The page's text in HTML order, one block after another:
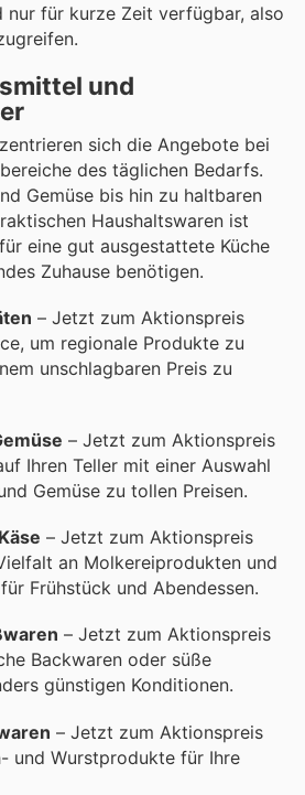
nur für kurze Zeit verfügbar, also
und
sich die Angebote bei
des täglichen Bedarfs.
Gemüse bis hin zu haltbaren
Haushaltswaren ist
eine gut ausgestattete Küche
Zuhause benötigen.
– Jetzt zum Aktionspreis
um regionale Produkte zu
unschlagbaren Preis zu
– Jetzt zum Aktionspreis
Ihren Teller mit einer Auswahl
Gemüse zu tollen Preisen.
– Jetzt zum Aktionspreis
an Molkereiprodukten und
Frühstück und Abendessen.
– Jetzt zum Aktionspreis
Backwaren oder süße
günstigen Konditionen.
– Jetzt zum Aktionspreis
und Wurstprodukte für Ihre